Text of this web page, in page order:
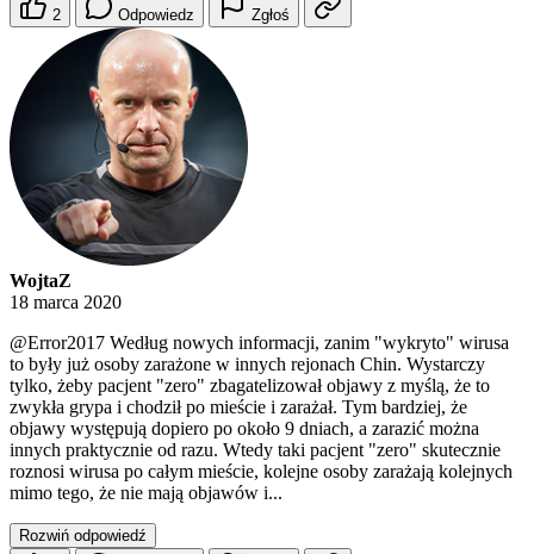
2 Odpowiedz Zgłoś
WojtaZ
18 marca 2020
@Error2017 Według nowych informacji, zanim "wykryto" wirusa
to były już osoby zarażone w innych rejonach Chin. Wystarczy
tylko, żeby pacjent "zero" zbagatelizował objawy z myślą, że to
zwykła grypa i chodził po mieście i zarażał. Tym bardziej, że
objawy występują dopiero po około 9 dniach, a zarazić można
innych praktycznie od razu. Wtedy taki pacjent "zero" skutecznie
roznosi wirusa po całym mieście, kolejne osoby zarażają kolejnych
mimo tego, że nie mają objawów i...
Rozwiń odpowiedź